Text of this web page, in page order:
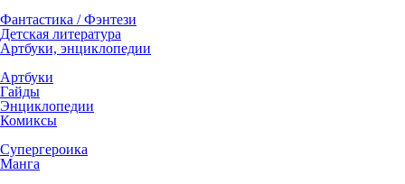
Фантастика / Фэнтези
Детская литература
Артбуки, энциклопедии
Артбуки
Гайды
Энциклопедии
Комиксы
Супергероика
Манга